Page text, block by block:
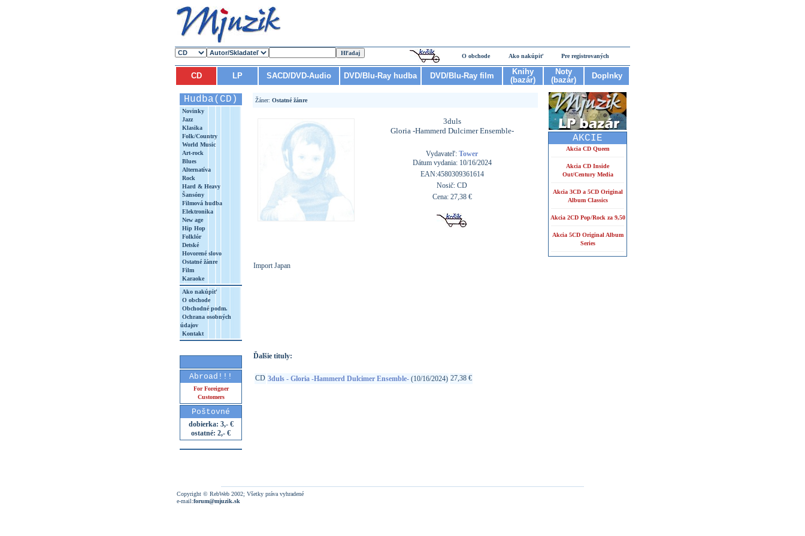
O obchode Ako nakúpiť Pre registrovaných
CD LP SACD/DVD-Audio DVD/Blu-Ray hudba DVD/Blu-Ray film
Knihy
(bazár)
Noty
(bazár)
Doplnky
Hudba(CD)
Novinky
Jazz
Klasika
Folk/Country
World Music
Art-rock
Blues
Alternatíva
Rock
Hard & Heavy
Šansóny
Filmová hudba
Elektronika
New age
Hip Hop
Folklór
Detské
Hovorené slovo
Ostatné žánre
Film
Karaoke
Ako nakúpiť
O obchode
Obchodné podm.
Ochrana osobných
údajov
Kontakt
Abroad!!!
For Foreigner
Customers
Poštovné
dobierka: 3,- €
ostatné: 2,- €
Žáner: Ostatné žánre
3duls
Gloria -Hammerd Dulcimer Ensemble-
Vydavateľ: Tower
Dátum vydania: 10/16/2024
EAN:4580309361614
Nosič: CD
Cena: 27,38 €
Import Japan
Ďalšie tituly:
CD 3duls - Gloria -Hammerd Dulcimer Ensemble- (10/16/2024) 27,38 €
AKCIE
Akcia CD Queen
Akcia CD Inside
Out/Century Media
Akcia 3CD a 5CD Original
Album Classics
Akcia 2CD Pop/Rock za 9,50
Akcia 5CD Original Album
Series
Copyright © RebWeb 2002; Všetky práva vyhradené
e-mail:forum@mjuzik.sk